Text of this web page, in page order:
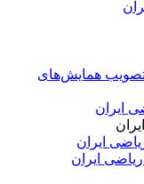
تصویب همایش‌های
ایران
ایران
ایران